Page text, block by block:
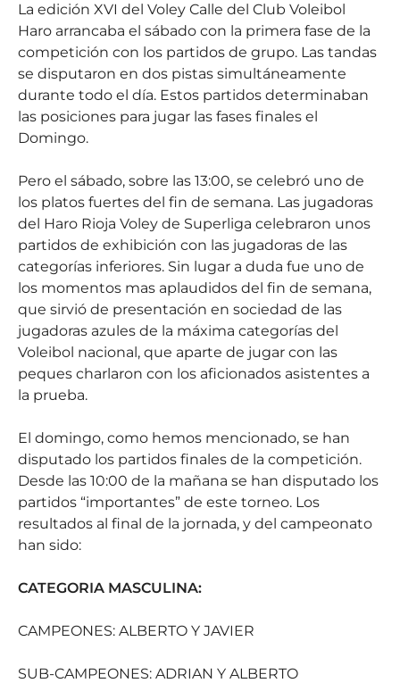
La edición XVI del Voley Calle del Club Voleibol
Haro arrancaba el sábado con la primera fase de la
competición con los partidos de grupo. Las tandas
se disputaron en dos pistas simultáneamente
durante todo el día. Estos partidos determinaban
las posiciones para jugar las fases finales el
Domingo.
Pero el sábado, sobre las 13:00, se celebró uno de
los platos fuertes del fin de semana. Las jugadoras
del Haro Rioja Voley de Superliga celebraron unos
partidos de exhibición con las jugadoras de las
categorías inferiores. Sin lugar a duda fue uno de
los momentos mas aplaudidos del fin de semana,
que sirvió de presentación en sociedad de las
jugadoras azules de la máxima categorías del
Voleibol nacional, que aparte de jugar con las
peques charlaron con los aficionados asistentes a
la prueba.
El domingo, como hemos mencionado, se han
disputado los partidos finales de la competición.
Desde las 10:00 de la mañana se han disputado los
partidos “importantes” de este torneo. Los
resultados al final de la jornada, y del campeonato
han sido:
CATEGORIA MASCULINA:
CAMPEONES: ALBERTO Y JAVIER
SUB-CAMPEONES: ADRIAN Y ALBERTO